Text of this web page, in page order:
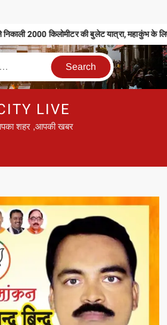
2000 किलोमीटर की बुलेट यात्रा, महाकुंभ के
LIVE
शहर ,आपकी खबर